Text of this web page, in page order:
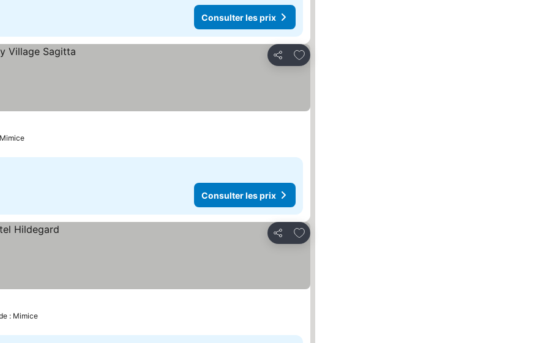
Consulter les prix
Partager
Ajouter à mes favoris
Consulter les prix
Partager
Ajouter à mes favoris
: Mimice